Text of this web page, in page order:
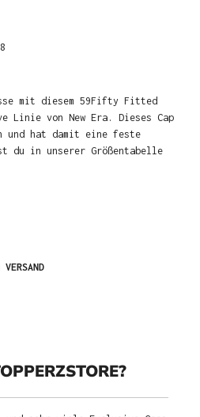
mit diesem 59Fifty Fitted
Linie von New Era. Dieses Cap
und hat damit eine feste
du in unserer Größentabelle